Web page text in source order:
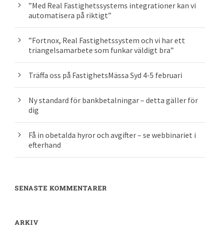
”Med Real Fastighetssystems integrationer kan vi
automatisera på riktigt”
”Fortnox, Real Fastighetssystem och vi har ett
triangelsamarbete som funkar väldigt bra”
Träffa oss på FastighetsMässa Syd 4-5 februari
Ny standard för bankbetalningar – detta gäller för
dig
Få in obetalda hyror och avgifter – se webbinariet i
efterhand
SENASTE KOMMENTARER
ARKIV